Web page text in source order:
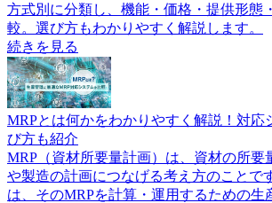
方式別に分類し、機能・価格・提供形態
較。選び方もわかりやすく解説します。
続きを見る
MRPとは何かをわかりやすく解説！対応
び方も紹介
MRP（資材所要量計画）は、資材の所要
や製造の計画につなげる考え方のことで
は、そのMRPを計算・運用するための生